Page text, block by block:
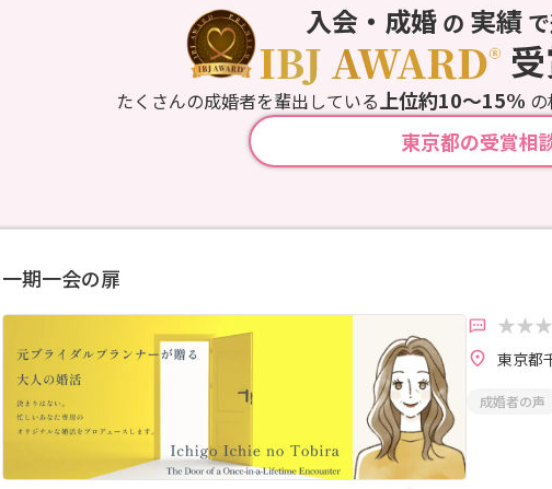
入会・成婚の 実績で
たくさんの成婚者を輩出している上位約10〜15%
東京都の受賞相
一期一会の扉
東京都
成婚者の声